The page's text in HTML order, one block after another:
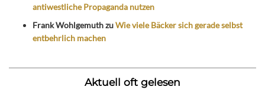
antiwestliche Propaganda nutzen
Frank WohlgemuthzuWie viele Bäcker sich gerade selbst
entbehrlich machen
Aktuell oft gelesen